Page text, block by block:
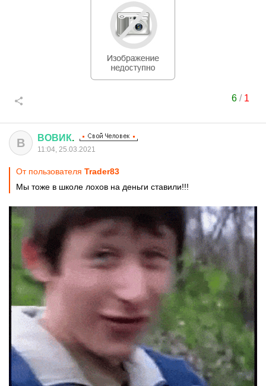
6/ 1
В ВОВИК.
11:04, 25.03.2021
От пользователя Trader83
Мы тоже в школе лохов на деньги ставили!!!